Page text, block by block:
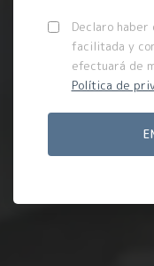
Declaro
facilitada y
efectuará de
Política de